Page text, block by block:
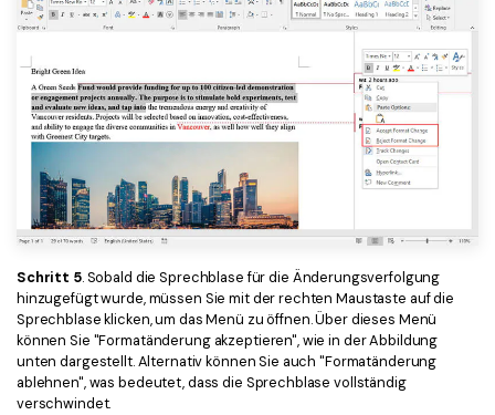
Schritt 5. Sobald die Sprechblase für die Änderungsverfolgung
hinzugefügt wurde, müssen Sie mit der rechten Maustaste auf die
Sprechblase klicken, um das Menü zu öffnen. Über dieses Menü
können Sie "Formatänderung akzeptieren", wie in der Abbildung
unten dargestellt. Alternativ können Sie auch "Formatänderung
ablehnen", was bedeutet, dass die Sprechblase vollständig
verschwindet.